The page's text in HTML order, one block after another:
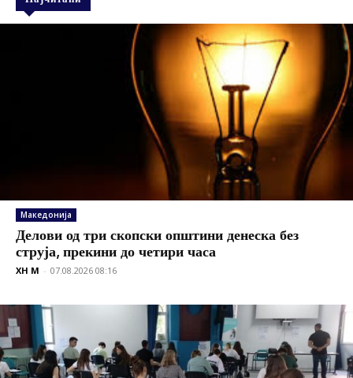
Македонија
Делови од три скопски општини денеска без
струја, прекини до четири часа
XH M - 07.08.2026 08:16